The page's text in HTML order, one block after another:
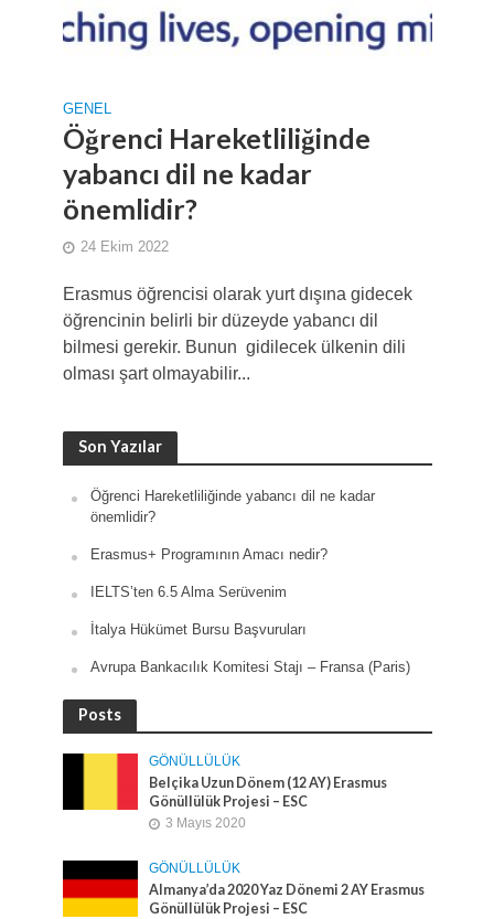
GENEL
Öğrenci Hareketliliğinde
yabancı dil ne kadar
önemlidir?
24 Ekim 2022
Erasmus öğrencisi olarak yurt dışına gidecek
öğrencinin belirli bir düzeyde yabancı dil
bilmesi gerekir. Bunun gidilecek ülkenin dili
olması şart olmayabilir...
Son Yazılar
Öğrenci Hareketliliğinde yabancı dil ne kadar
önemlidir?
Erasmus+ Programının Amacı nedir?
IELTS’ten 6.5 Alma Serüvenim
İtalya Hükümet Bursu Başvuruları
Avrupa Bankacılık Komitesi Stajı – Fransa (Paris)
Posts
GÖNÜLLÜLÜK
Belçika Uzun Dönem (12 AY) Erasmus
Gönüllülük Projesi – ESC
3 Mayıs 2020
GÖNÜLLÜLÜK
Almanya’da 2020 Yaz Dönemi 2 AY Erasmus
Gönüllülük Projesi – ESC